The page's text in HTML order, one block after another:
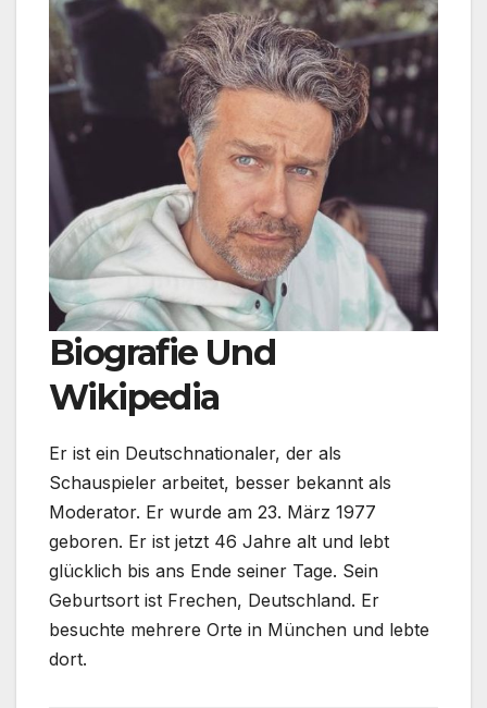
Biografie Und
Wikipedia
Er ist ein Deutschnationaler, der als
Schauspieler arbeitet, besser bekannt als
Moderator. Er wurde am 23. März 1977
geboren. Er ist jetzt 46 Jahre alt und lebt
glücklich bis ans Ende seiner Tage. Sein
Geburtsort ist Frechen, Deutschland. Er
besuchte mehrere Orte in München und lebte
dort.